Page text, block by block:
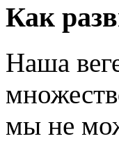
Как
Наша
мы не